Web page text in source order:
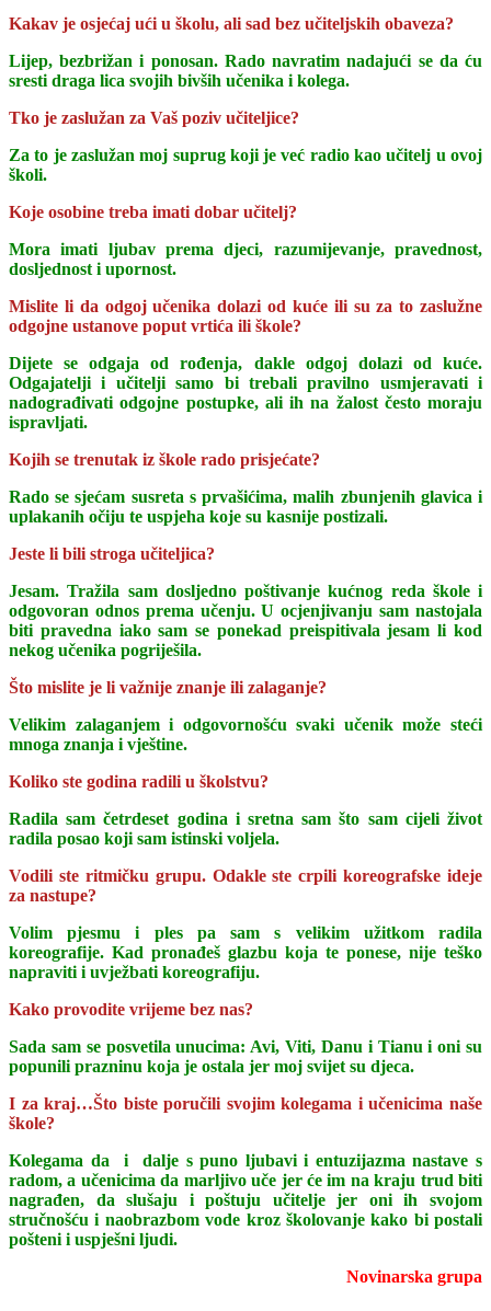
Kakav je osjećaj ući u školu, ali sad bez učiteljskih obaveza?
Lijep, bezbrižan i ponosan. Rado navratim nadajući se da ću
sresti draga lica svojih bivših učenika i kolega.
Tko je zaslužan za Vaš poziv učiteljice?
Za to je zaslužan moj suprug koji je već radio kao učitelj u ovoj
školi.
Koje osobine treba imati dobar učitelj?
Mora imati ljubav prema djeci, razumijevanje, pravednost,
dosljednost i upornost.
Mislite li da odgoj učenika dolazi od kuće ili su za to zaslužne
odgojne ustanove poput vrtića ili škole?
Dijete se odgaja od rođenja, dakle odgoj dolazi od kuće.
Odgajatelji i učitelji samo bi trebali pravilno usmjeravati i
nadograđivati odgojne postupke, ali ih na žalost često moraju
ispravljati.
Kojih se trenutak iz škole rado prisjećate?
Rado se sjećam susreta s prvašićima, malih zbunjenih glavica i
uplakanih očiju te uspjeha koje su kasnije postizali.
Jeste li bili stroga učiteljica?
Jesam. Tražila sam dosljedno poštivanje kućnog reda škole i
odgovoran odnos prema učenju. U ocjenjivanju sam nastojala
biti pravedna iako sam se ponekad preispitivala jesam li kod
nekog učenika pogriješila.
Što mislite je li važnije znanje ili zalaganje?
Velikim zalaganjem i odgovornošću svaki učenik može steći
mnoga znanja i vještine.
Koliko ste godina radili u školstvu?
Radila sam četrdeset godina i sretna sam što sam cijeli život
radila posao koji sam istinski voljela.
Vodili ste ritmičku grupu. Odakle ste crpili koreografske ideje
za nastupe?
Volim pjesmu i ples pa sam s velikim užitkom radila
koreografije. Kad pronađeš glazbu koja te ponese, nije teško
napraviti i uvježbati koreografiju.
Kako provodite vrijeme bez nas?
Sada sam se posvetila unucima: Avi, Viti, Danu i Tianu i oni su
popunili prazninu koja je ostala jer moj svijet su djeca.
I za kraj…Što biste poručili svojim kolegama i učenicima naše
škole?
Kolegama da i dalje s puno ljubavi i entuzijazma nastave s
radom, a učenicima da marljivo uče jer će im na kraju trud biti
nagrađen, da slušaju i poštuju učitelje jer oni ih svojom
stručnošću i naobrazbom vode kroz školovanje kako bi postali
pošteni i uspješni ljudi.
Novinarska grupa